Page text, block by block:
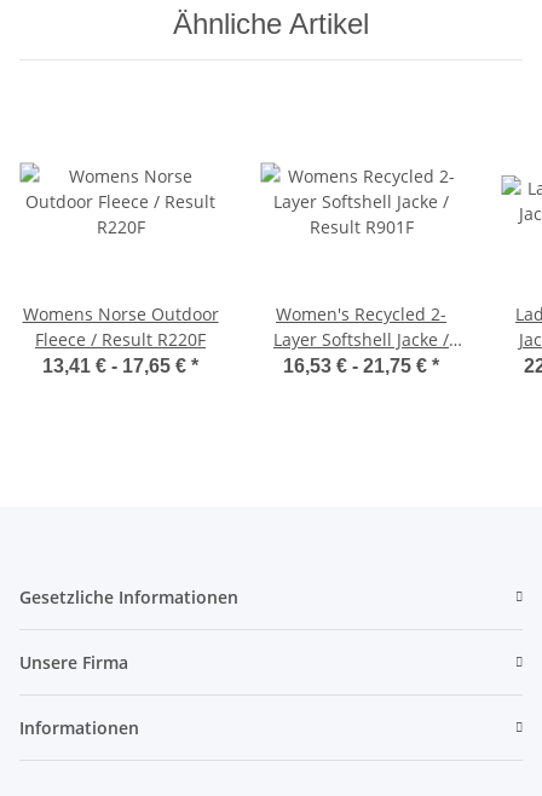
Ähnliche Artikel
Womens Norse Outdoor
Fleece / Result R220F
13,41 € - 17,65 € *
Women's Recycled 2-
Layer Softshell Jacke /
Result R901F
16,53 € - 21,75 € *
Gesetzliche Informationen
Unsere Firma
Informationen